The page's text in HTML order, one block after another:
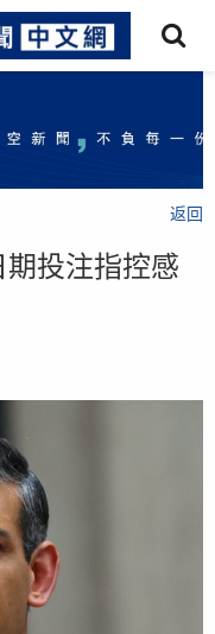
返回
投注指控感